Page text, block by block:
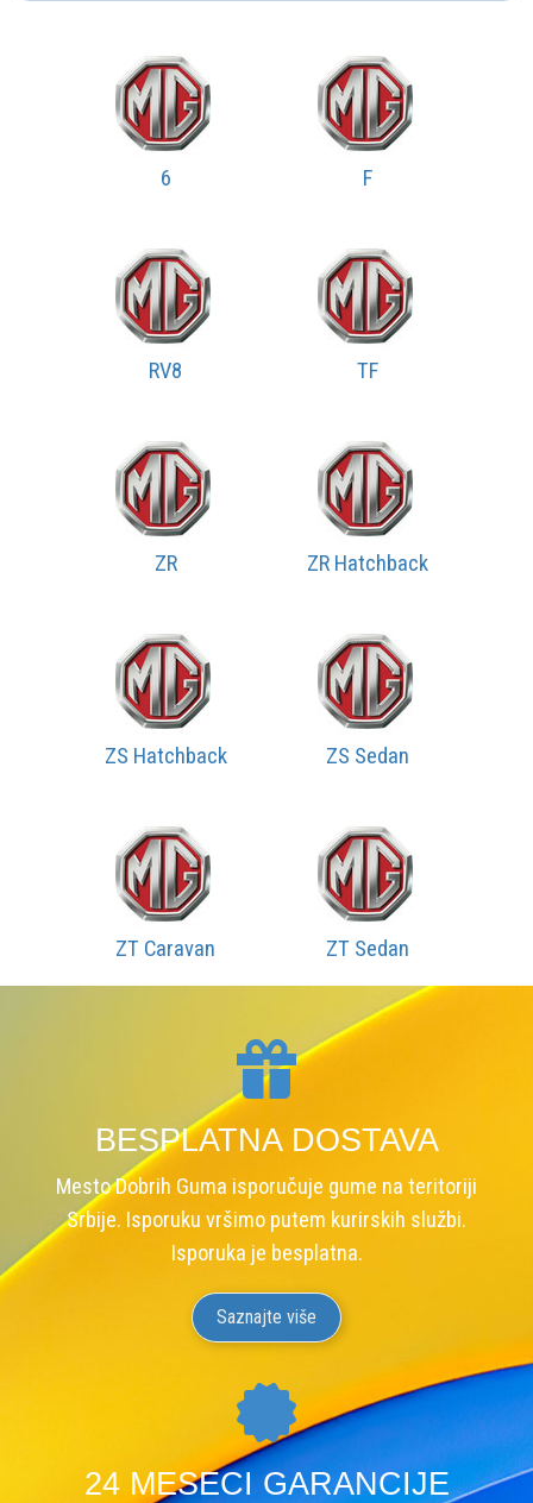
6 F
RV8 TF
ZR ZR Hatchback
ZS Hatchback ZS Sedan
ZT Caravan ZT Sedan
BESPLATNA DOSTAVA
Mesto Dobrih Guma isporučuje gume na teritoriji
Srbije. Isporuku vršimo putem kurirskih službi.
Isporuka je besplatna.
Saznajte više
24 MESECI GARANCIJE